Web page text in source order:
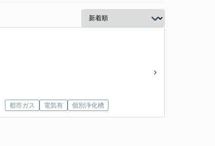
都市ガス 電気有 個別浄化槽